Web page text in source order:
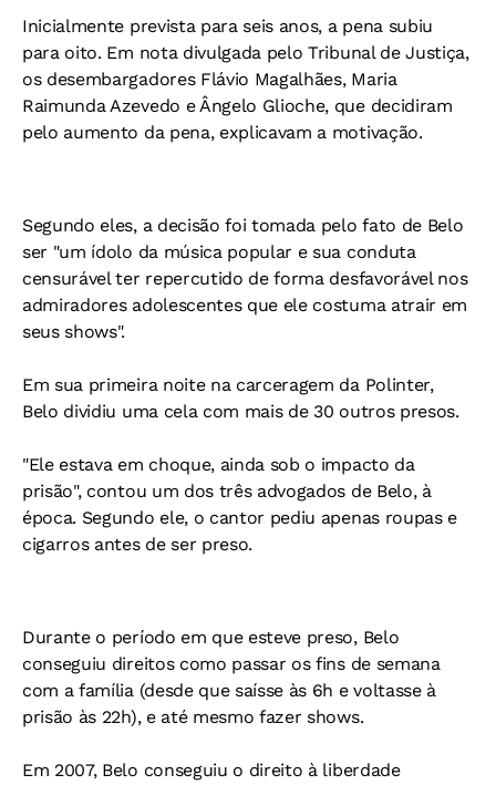
Inicialmente prevista para seis anos, a pena subiu
para oito. Em nota divulgada pelo Tribunal de Justiça,
os desembargadores Flávio Magalhães, Maria
Raimunda Azevedo e Ângelo Glioche, que decidiram
pelo aumento da pena, explicavam a motivação.
Segundo eles, a decisão foi tomada pelo fato de Belo
ser "um ídolo da música popular e sua conduta
censurável ter repercutido de forma desfavorável nos
admiradores adolescentes que ele costuma atrair em
seus shows".
Em sua primeira noite na carceragem da Polinter,
Belo dividiu uma cela com mais de 30 outros presos.
"Ele estava em choque, ainda sob o impacto da
prisão", contou um dos três advogados de Belo, à
época. Segundo ele, o cantor pediu apenas roupas e
cigarros antes de ser preso.
Durante o período em que esteve preso, Belo
conseguiu direitos como passar os fins de semana
com a família (desde que saísse às 6h e voltasse à
prisão às 22h), e até mesmo fazer shows.
Em 2007, Belo conseguiu o direito à liberdade